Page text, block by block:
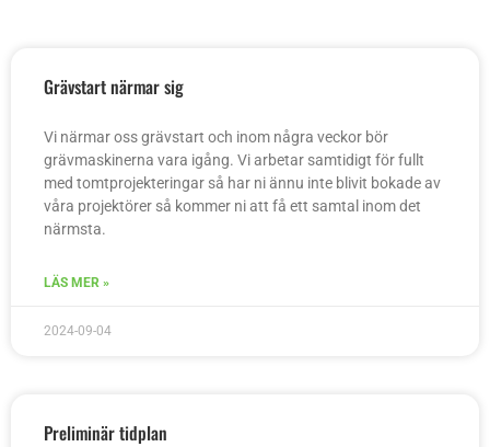
Grävstart närmar sig
Vi närmar oss grävstart och inom några veckor bör
grävmaskinerna vara igång. Vi arbetar samtidigt för fullt
med tomtprojekteringar så har ni ännu inte blivit bokade av
våra projektörer så kommer ni att få ett samtal inom det
närmsta.
LÄS MER »
2024-09-04
Preliminär tidplan